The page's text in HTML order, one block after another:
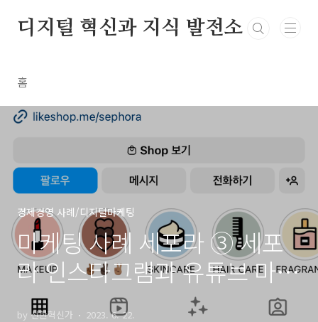
디지털 혁신과 지식 발전소
홈
경제경영 사례/디지털마케팅
마케팅 사례 세포라 ③ 세포
라 인스타그램과 유튜브 마케
팅
by 선한혁신가 2023. 6. 22.